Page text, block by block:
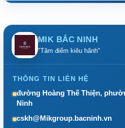
MIK BẮC NINH
"Tâm điểm kiêu hãnh"
THÔNG TIN LIÊN HỆ
đường Hoàng Thế Thiện,
Ninh
cskh@Mikgroup.bacninh.vn